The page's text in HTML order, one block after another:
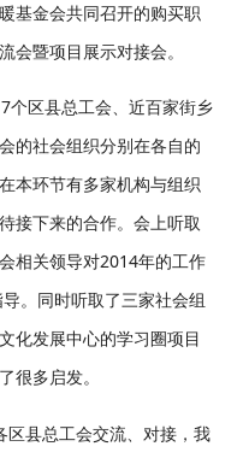
基金会共同召开的购买职
会暨项目展示对接会。
个区县总工会、近百家街乡
的社会组织分别在各自的
本环节有多家机构与组织
接下来的合作。会上听取
相关领导对2014年的工作
。同时听取了三家社会组
化发展中心的学习圈项目
很多启发。
区县总工会交流、对接，我